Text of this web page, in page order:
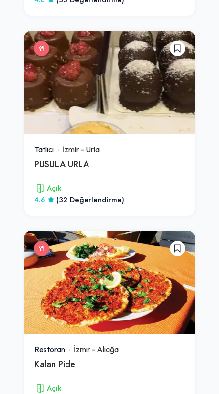
Tatlıcı İzmir - Urla
PUSULA URLA
Açık
4.6
(32 Değerlendirme)
Restoran İzmir - Aliağa
Kalan Pide
Açık